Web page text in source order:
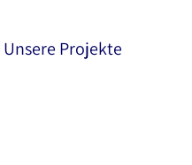
Unsere Projekte